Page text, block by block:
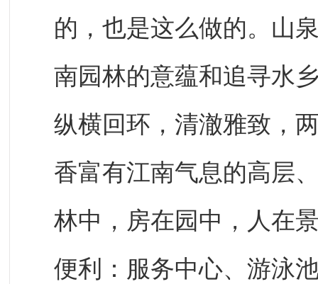
的，也是这么做的。山
南园林的意蕴和追寻水
纵横回环，清澈雅致，
香富有江南气息的高层
林中，房在园中，人在
便利：服务中心、游泳